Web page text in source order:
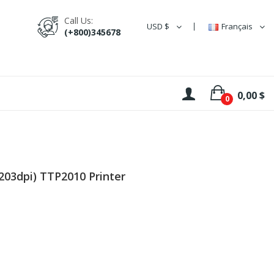
Français
USD $
Call Us:
(+800)345678
0 0,00 $
TTP2010 Printer